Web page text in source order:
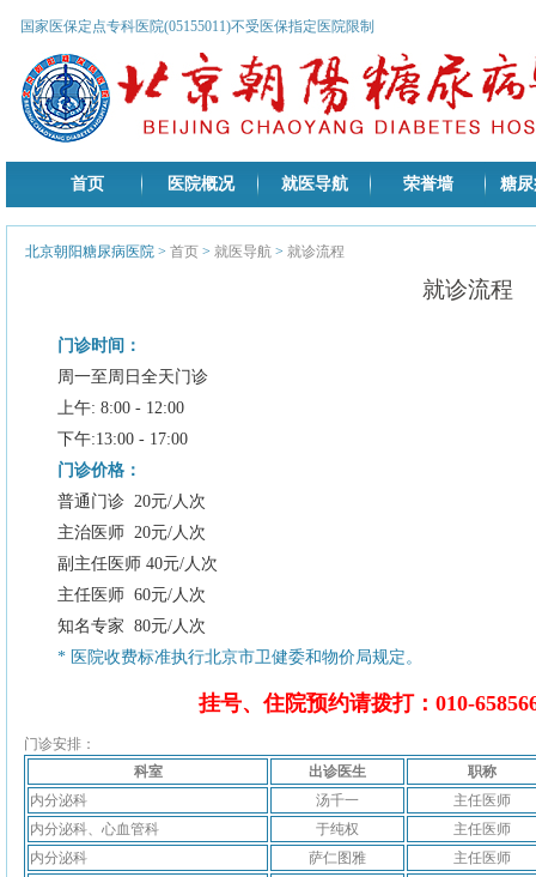
国家医保定点专科医院(05155011)不受医保指定医院限制
首页 医院概况 就医导航 荣誉墙 糖
北京朝阳糖尿病医院 > 首页 > 就医导航 > 就诊流程
就诊流程
门诊时间：
周一至周日全天门诊
上午: 8:00 - 12:00
下午:13:00 - 17:00
门诊价格：
普通门诊 20元/人次
主治医师 20元/人次
副主任医师 40元/人次
主任医师 60元/人次
知名专家 80元/人次
* 医院收费标准执行北京市卫健委和物价局规定。
挂号、住院预约请拨打：010-
门诊安排：
科室
出诊医生
职称
内分泌科
汤千一
主任医师
内分泌科、心血管科
于纯权
主任医师
内分泌科
萨仁图雅
主任医师